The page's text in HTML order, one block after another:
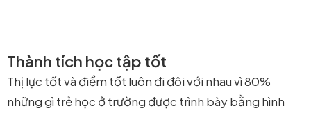
Thành tích học tập tốt
Thị lực tốt và điểm tốt luôn đi đôi với nhau vì 80%
những gì trẻ học ở trường được trình bày bằng hình